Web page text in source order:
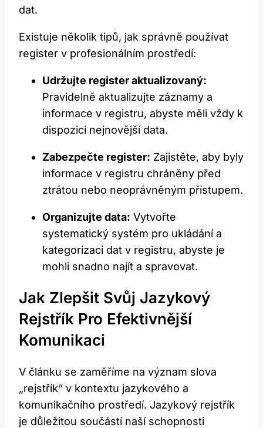
dat.
Existuje několik tipů, jak správně používat
register v profesionálním prostředí:
Udržujte register aktualizovaný:
Pravidelně aktualizujte záznamy a
informace v registru, abyste měli vždy k
dispozici nejnovější data.
Zabezpečte register: Zajistěte, aby byly
informace v registru chráněny před
ztrátou nebo neoprávněným přístupem.
Organizujte data: Vytvořte
systematický systém pro ukládání a
kategorizaci dat v registru, abyste je
mohli snadno najít a spravovat.
Jak Zlepšit Svůj Jazykový
Rejstřík Pro Efektivnější
Komunikaci
V článku se zaměříme na význam slova
„rejstřík“ v kontextu jazykového a
komunikačního prostředí. Jazykový rejstřík
je důležitou součástí naší schopnosti